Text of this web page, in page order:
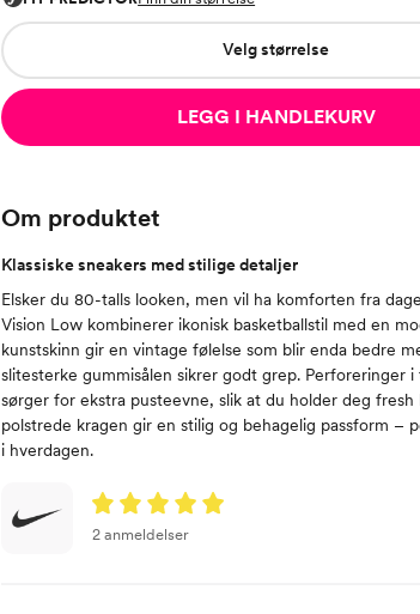
Velg størrelse
LEGG I HANDLEKURV
Om produktet
Klassiske sneakers med stilige detaljer
Elsker du 80-talls looken, men vil ha komforten fra
Vision Low kombinerer ikonisk basketballstil med en
kunstskinn gir en vintage følelse som blir enda bedre
slitesterke gummisålen sikrer godt grep. Perforeringer
sørger for ekstra pusteevne, slik at du holder deg fresh
polstrede kragen gir en stilig og behagelig passform –
i hverdagen.
2 anmeldelser